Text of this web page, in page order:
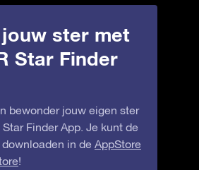
ster met
Star Finder
bewonder jouw eigen ster
Finder App. Je kunt de
downloaden in de AppStore
!